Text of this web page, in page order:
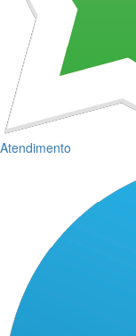
Atendimento